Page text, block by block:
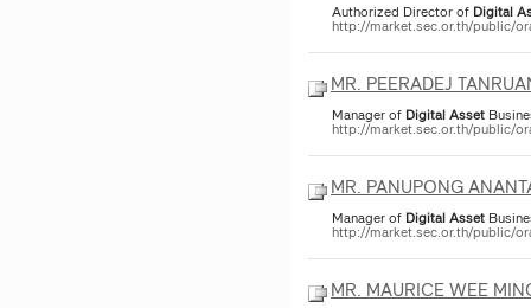
Authorized Director of Digital
http://market.sec.or.th/public/
MR. PEERADEJ
Manager of DigitalAsset
http://market.sec.or.th/public/
MR. PANUPONG
Manager of DigitalAsset
http://market.sec.or.th/public/
MR. MAURICE WEE